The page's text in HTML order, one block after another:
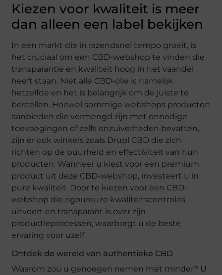
Kiezen voor kwaliteit is meer
dan alleen een label bekijken
In een markt die in razendsnel tempo groeit, is
het cruciaal om een CBD-webshop te vinden die
transparantie en kwaliteit hoog in het vaandel
heeft staan. Niet alle CBD-olie is namelijk
hetzelfde en het is belangrijk om de juiste te
bestellen. Hoewel sommige webshops producten
aanbieden die vermengd zijn met onnodige
toevoegingen of zelfs onzuiverheden bevatten,
zijn er ook winkels zoals Drupl CBD die zich
richten op de puurheid en effectiviteit van hun
producten. Wanneer u kiest voor een premium
product uit deze CBD-webshop, investeert u in
pure kwaliteit. Door te kiezen voor een CBD-
webshop die rigoureuze kwaliteitscontroles
uitvoert en transparant is over zijn
productieprocessen, waarborgt u de beste
ervaring voor uzelf.
Ontdek de wereld van authentieke CBD
Waarom zou u genoegen nemen met minder? U